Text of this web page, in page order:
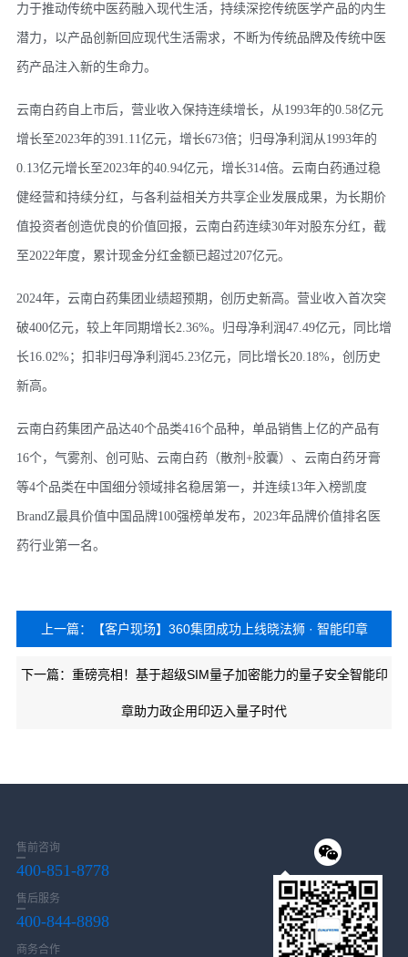
力于推动传统中医药融入现代生活，持续深挖传统医学产品的内生
潜力，以产品创新回应现代生活需求，不断为传统品牌及传统中医
药产品注入新的生命力。
云南白药自上市后，营业收入保持连续增长，从1993年的0.58亿元
增长至2023年的391.11亿元，增长673倍；归母净利润从1993年的
0.13亿元增长至2023年的40.94亿元，增长314倍。云南白药通过稳
健经营和持续分红，与各利益相关方共享企业发展成果，为长期价
值投资者创造优良的价值回报，云南白药连续30年对股东分红，截
至2022年度，累计现金分红金额已超过207亿元。
2024年，云南白药集团业绩超预期，创历史新高。营业收入首次突
破400亿元，较上年同期增长2.36%。归母净利润47.49亿元，同比增
长16.02%；扣非归母净利润45.23亿元，同比增长20.18%，创历史
新高。
云南白药集团产品达40个品类416个品种，单品销售上亿的产品有
16个，气雾剂、创可贴、云南白药（散剂+胶囊）、云南白药牙膏
等4个品类在中国细分领域排名稳居第一，并连续13年入榜凯度
BrandZ最具价值中国品牌100强榜单发布，2023年品牌价值排名医
药行业第一名。
上一篇：【客户现场】360集团成功上线晓法狮 · 智能印章
下一篇：重磅亮相！基于超级SIM量子加密能力的量子安全智能印
章助力政企用印迈入量子时代
售前咨询
400-851-8778
售后服务
400-844-8898
商务合作